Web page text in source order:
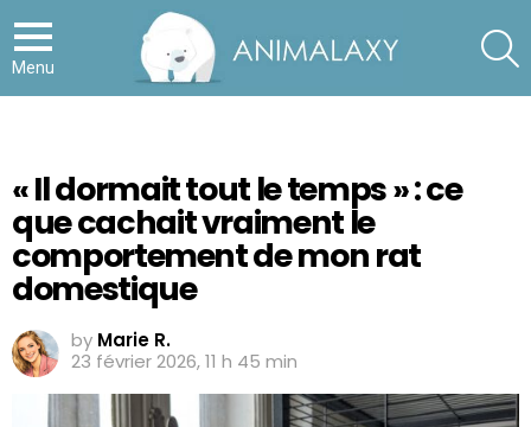
Menu
« Il dormait tout le temps » : ce
que cachait vraiment le
comportement de mon rat
domestique
by Marie R.
23 février 2026, 11 h 45 min